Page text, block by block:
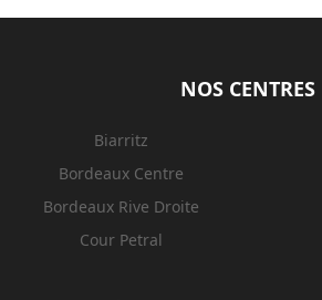
NOS CENTRES
Biarritz
Bordeaux Centre
Bordeaux Rive Droite
Cour Petral